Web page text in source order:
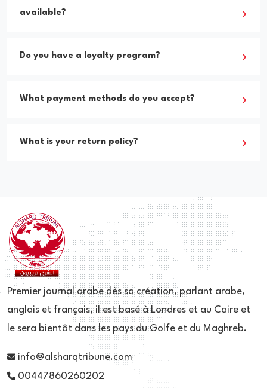
available?
Do you have a loyalty program?
What payment methods do you accept?
What is your return policy?
Premier journal arabe dès sa création, parlant arabe,
anglais et français, il est basé à Londres et au Caire et
le sera bientôt dans les pays du Golfe et du Maghreb.
info@alsharqtribune.com
00447860260202